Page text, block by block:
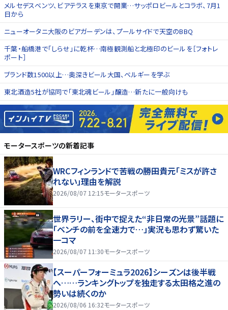
メルセデスベンツ、ビアテラスを東京で開業…サッポロビールとコラボ、7月1
日から
ニューオータニ大阪のビアガーデンは、プールサイドで天空のBBQ
千葉・船橋港で「しらせ」に乾杯…南極観測船と北極印のビールを［フォトレ
ポート］
ブランド数1500以上…奥深きビール大国、ベルギーを学ぶ
東北酒造5社が協同で「東北魂ビール」醸造…新たに一般向けも
モータースポーツの新着記事
WRCフィンランドで苦戦の勝田貴元「ミスが許さ
れない」理由を解説
2026/08/07 12:15モータースポーツ
世界ラリー、街中で捉えた“非日常の光景”話題に
「ベンチの前を全速力で…」実況も思わず驚いた
一コマ
2026/08/07 11:30モータースポーツ
【スーパーフォーミュラ2026】シーズンは後半戦
へ……ランキングトップを独走する太田格之進の
勢いは続くのか
2026/08/06 16:32モータースポーツ